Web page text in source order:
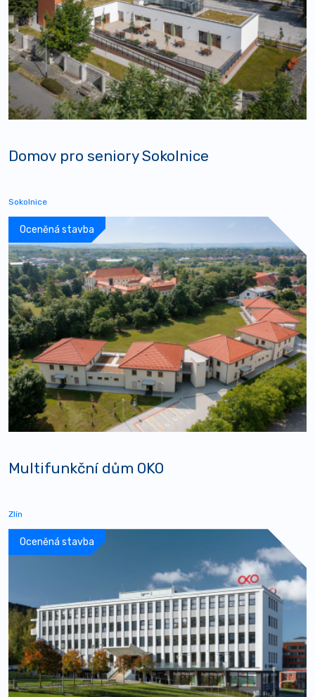
Domov pro seniory Sokolnice
Sokolnice
Oceněná stavba
Multifunkční dům OKO
Zlín
Oceněná stavba